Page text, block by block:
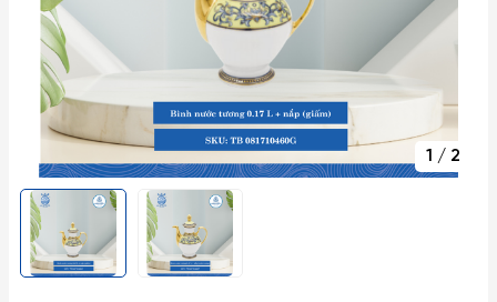
1 / 2